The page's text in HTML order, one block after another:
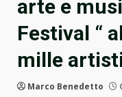
arte e
Festival “
mille
Marco Benedetto